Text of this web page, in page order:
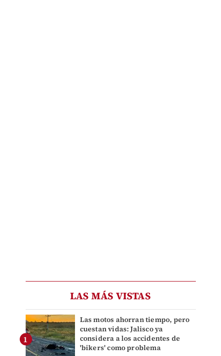
LAS MÁS VISTAS
Las motos ahorran tiempo, pero
cuestan vidas: Jalisco ya
considera a los accidentes de
'bikers' como problema